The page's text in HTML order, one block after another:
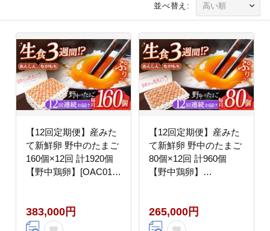
並べ替え:
【12回定期便】産みた
て新鮮卵 野中のたまご
160個×12回 計1920個
【野中鶏卵】[OAC012]
濃厚たまご タマゴ
383,000円
【12回定期便】産みた
て新鮮卵 野中のたまご
80個×12回 計960個
【野中鶏卵】
たまご 濃厚たまご タマ
ゴ
265,000円